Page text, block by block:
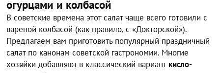
огурцами и колбасой
В советские времена этот салат чаще всего готовили с
вареной колбасой (как правило, с «Докторской»).
Предлагаем вам приготовить популярный праздничный
салат по канонам советской гастрономии. Многие
хозяйки добавляют в классический вариант кисло-